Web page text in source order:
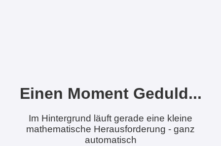
Einen Moment Geduld...
Im Hintergrund läuft gerade eine kleine
mathematische Herausforderung - ganz
automatisch